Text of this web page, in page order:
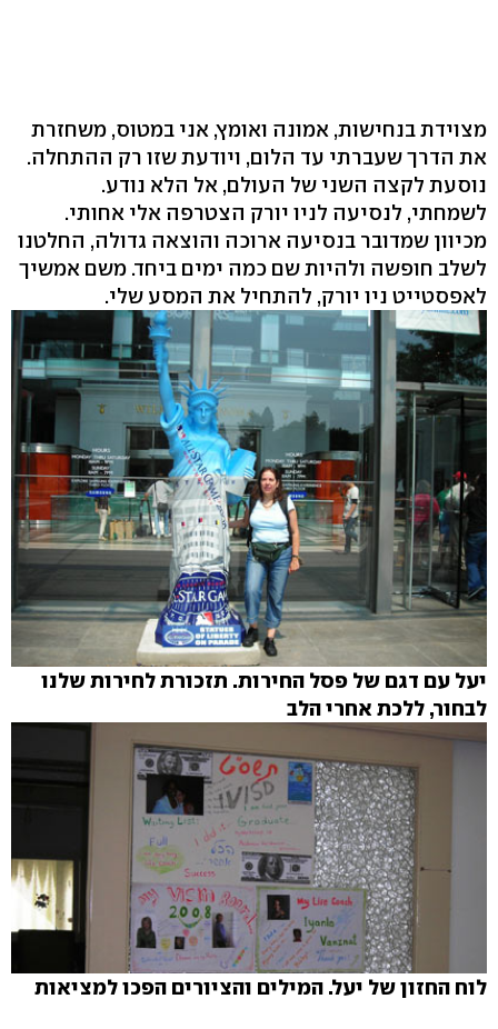
מצוידת בנחישות, אמונה ואומץ, אני במטוס, משחזרת
את הדרך שעברתי עד הלום, ויודעת שזו רק ההתחלה.
נוסעת לקצה השני של העולם, אל הלא נודע.
לשמחתי, לנסיעה לניו יורק הצטרפה אלי אחותי.
מכיוון שמדובר בנסיעה ארוכה והוצאה גדולה, החלטנו
לשלב חופשה ולהיות שם כמה ימים ביחד. משם אמשיך
לאפסטייט ניו יורק, להתחיל את המסע שלי.
יעל עם דגם של פסל החירות. תזכורת לחירות שלנו
לבחור, ללכת אחרי הלב
לוח החזון של יעל. המילים והציורים הפכו למציאות